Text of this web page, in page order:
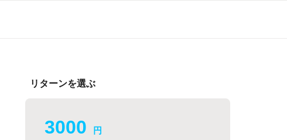
リターンを選ぶ
3000 円